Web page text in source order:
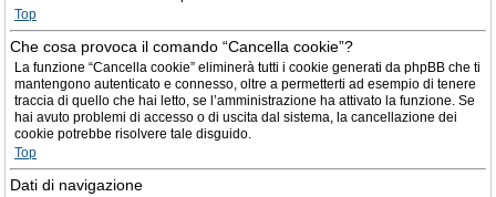
Top
Che cosa provoca il comando “Cancella cookie”?
La funzione “Cancella cookie” eliminerà tutti i cookie generati da phpBB che ti
mantengono autenticato e connesso, oltre a permetterti ad esempio di tenere
traccia di quello che hai letto, se l’amministrazione ha attivato la funzione. Se
hai avuto problemi di accesso o di uscita dal sistema, la cancellazione dei
cookie potrebbe risolvere tale disguido.
Top
Dati di navigazione